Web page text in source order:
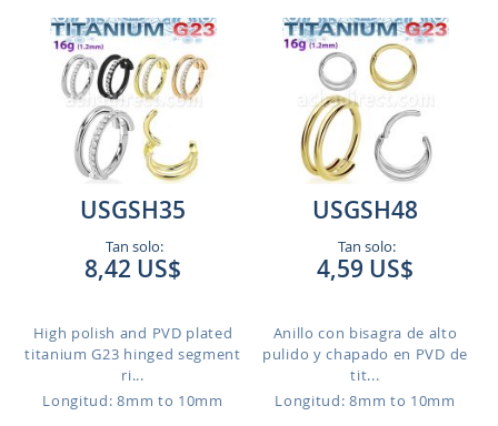
USGSH35
Tan solo:
8,42 US$
High polish and PVD plated
titanium G23 hinged segment
ri...
Longitud: 8mm to 10mm
USGSH48
Tan solo:
4,59 US$
Anillo con bisagra de alto
pulido y chapado en PVD de
tit...
Longitud: 8mm to 10mm